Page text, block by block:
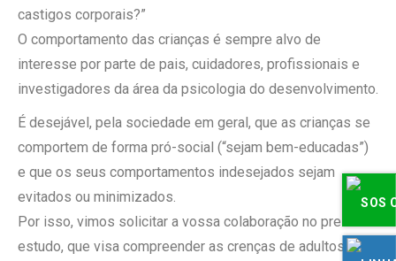
castigos corporais?”
O comportamento das crianças é sempre alvo de
interesse por parte de pais, cuidadores, profissionais e
investigadores da área da psicologia do desenvolvimento.
É desejável, pela sociedade em geral, que as crianças se
comportem de forma pró-social (“sejam bem-educadas”)
e que os seus comportamentos indesejados sejam
evitados ou minimizados.
Por isso, vimos solicitar a vossa colaboração no presente
estudo, que visa compreender as crenças de adultos